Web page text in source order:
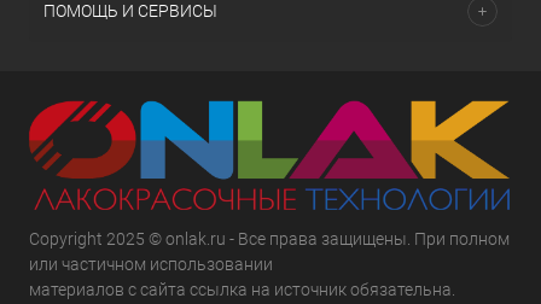
ПОМОЩЬ И СЕРВИСЫ
Copyright 2025 © onlak.ru - Все права защищены. При полном
или частичном использовании
материалов с сайта ссылка на источник обязательна.